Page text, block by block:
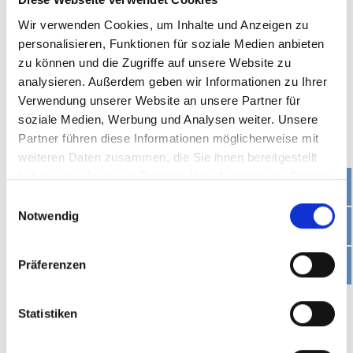
Wir verwenden Cookies, um Inhalte und Anzeigen zu
personalisieren, Funktionen für soziale Medien anbieten
zu können und die Zugriffe auf unsere Website zu
analysieren. Außerdem geben wir Informationen zu Ihrer
Verwendung unserer Website an unsere Partner für
soziale Medien, Werbung und Analysen weiter. Unsere
Partner führen diese Informationen möglicherweise mit
weiteren Daten zusammen, die Sie ihnen bereitgestellt
haben oder die sie im Rahmen Ihrer Nutzung der Dienste
Notwendig
Präferenzen
Statistiken
Installation von neuen Druckluftnetzen
und Erweiterung vorhandener Anlagen
Mit modernster Technik
wirtschaftlich denken